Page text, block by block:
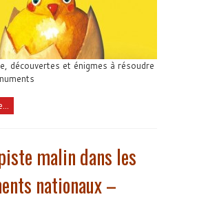
découvertes et énigmes à résoudre
malin dans les
nationaux –